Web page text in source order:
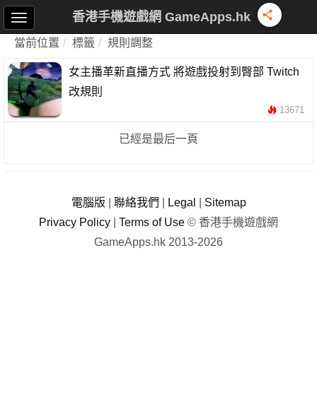
香港手機遊戲網 GameApps.hk
當前位置 標籤 規則調整
女主播革新直播方式 將遊戲投射到臀部 Twitch
改規則
13671
已經是最后一頁
電腦版 聯絡我們 Legal
Sitemap
Privacy Policy
Terms of Use © 香港手機遊戲網
GameApps.hk 2013-2026